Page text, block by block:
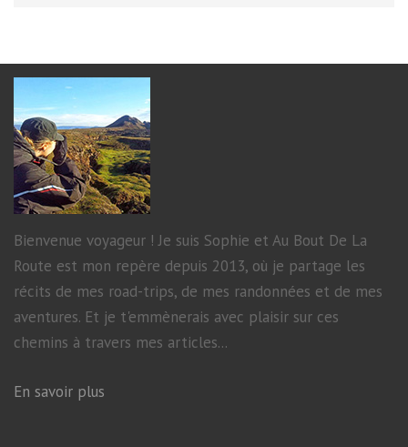
Bienvenue voyageur ! Je suis Sophie et Au Bout De La
Route est mon repère depuis 2013, où je partage les
récits de mes road-trips, de mes randonnées et de mes
aventures. Et je t'emmènerais avec plaisir sur ces
chemins à travers mes articles...
En savoir plus